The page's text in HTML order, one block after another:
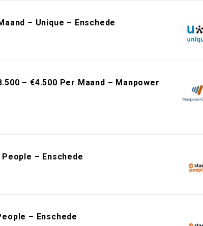
– Unique – Enschede
– €4.500 Per Maand – Manpower
– Enschede
– Enschede